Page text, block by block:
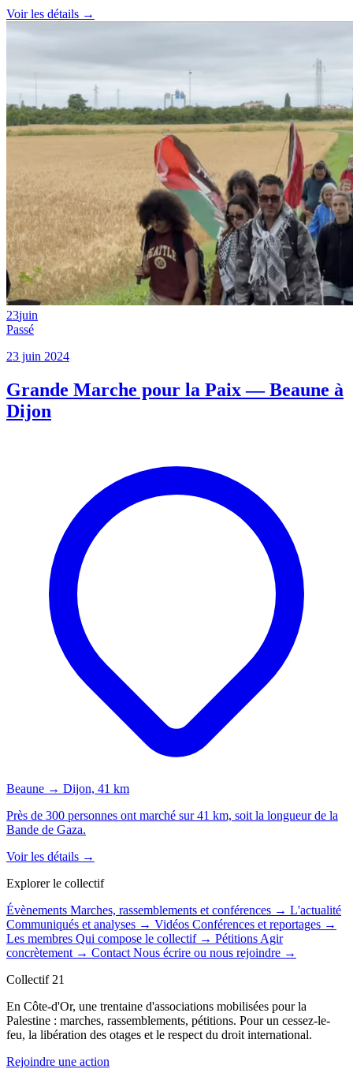
Voir les détails →
23juin
Passé
23 juin 2024
Grande Marche pour la Paix — Beaune à
Dijon
Beaune → Dijon, 41 km
Près de 300 personnes ont marché sur 41 km, soit la longueur de la
Bande de Gaza.
Voir les détails →
Explorer le collectif
Évènements Marches, rassemblements et conférences → L'actualité
Communiqués et analyses → Vidéos Conférences et reportages →
Les membres Qui compose le collectif → Pétitions Agir
concrètement → Contact Nous écrire ou nous rejoindre →
Collectif 21
En Côte-d'Or, une trentaine d'associations mobilisées pour la
Palestine : marches, rassemblements, pétitions. Pour un cessez-le-
feu, la libération des otages et le respect du droit international.
Rejoindre une action